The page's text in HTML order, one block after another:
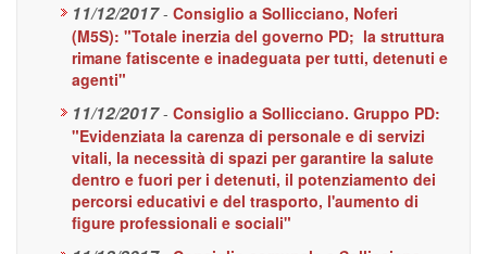
11/12/2017 - Consiglio a Sollicciano, Noferi
(M5S): "Totale inerzia del governo PD; la struttura
rimane fatiscente e inadeguata per tutti, detenuti e
agenti"
11/12/2017 - Consiglio a Sollicciano. Gruppo PD:
"Evidenziata la carenza di personale e di servizi
vitali, la necessità di spazi per garantire la salute
dentro e fuori per i detenuti, il potenziamento dei
percorsi educativi e del trasporto, l'aumento di
figure professionali e sociali"